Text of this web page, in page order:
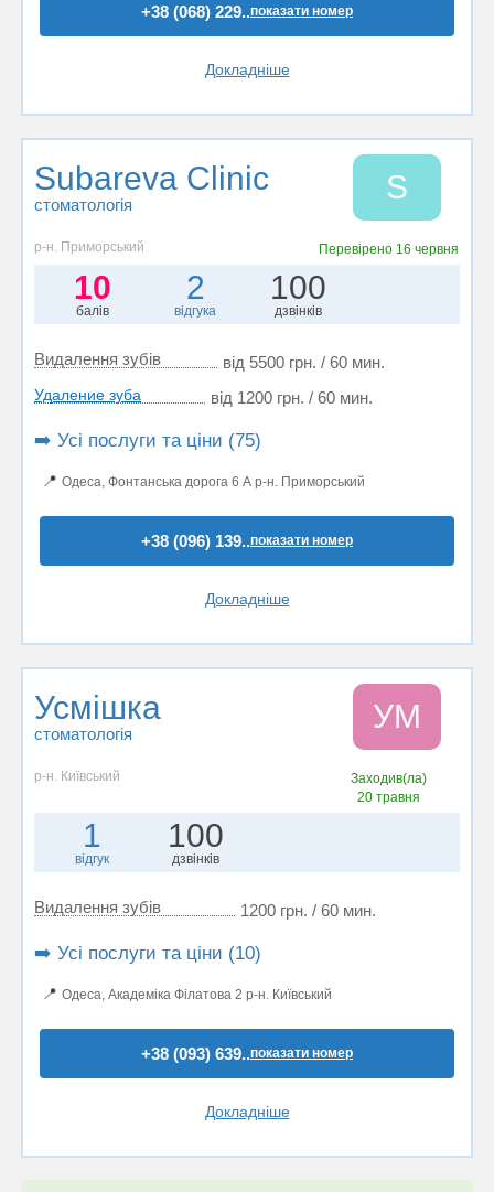
+38 (068) 229..показати номер
Докладніше
Subareva Clinic
стоматологія S
р-н. Приморський Перевірено 16 червня
10
балів
2
відгука
100
дзвінків
Видалення зубів від 5500 грн. / 60 мин.
Удаление зуба від 1200 грн. / 60 мин.
➡️ Усі послуги та ціни (75)
📍 Одеса, Фонтанська дорога 6 А р-н. Приморський
+38 (096) 139..показати номер
Докладніше
Усмішка
стоматологія УМ
р-н. Київський
Заходив(ла)
20 травня
1
відгук
100
дзвінків
Видалення зубів 1200 грн. / 60 мин.
➡️ Усі послуги та ціни (10)
📍 Одеса, Академіка Філатова 2 р-н. Київський
+38 (093) 639..показати номер
Докладніше